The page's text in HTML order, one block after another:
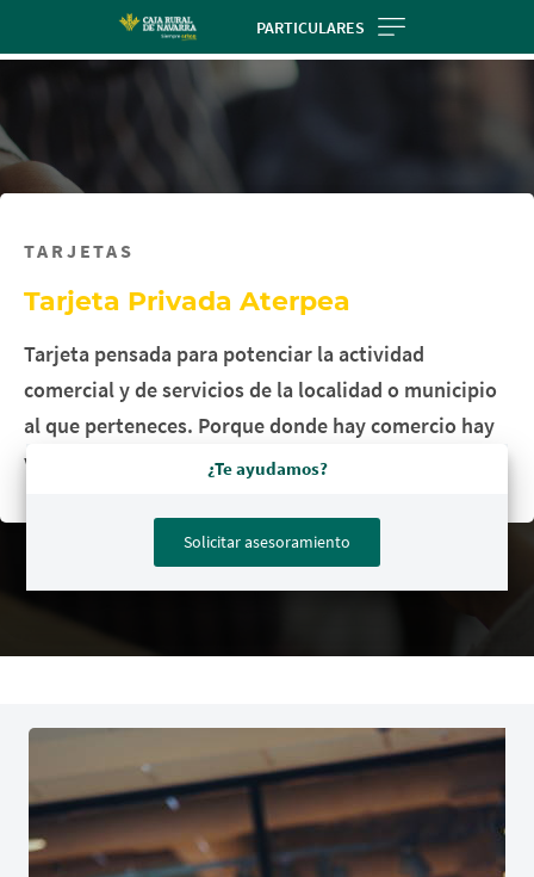
main
PARTICULARES
TARJETAS
Tarjeta Privada Aterpea
Tarjeta pensada para potenciar la actividad
comercial y de servicios de la localidad o municipio
al que perteneces. Porque donde hay comercio hay
vida.
¿Te ayudamos?
Solicitar asesoramiento